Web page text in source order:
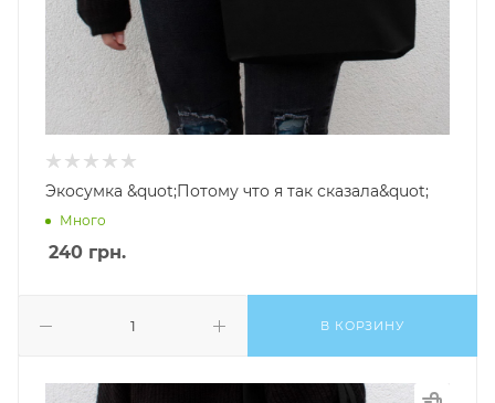
Экосумка &quot;Потому что я так сказала&quot;
Много
240 грн.
В КОРЗИНУ